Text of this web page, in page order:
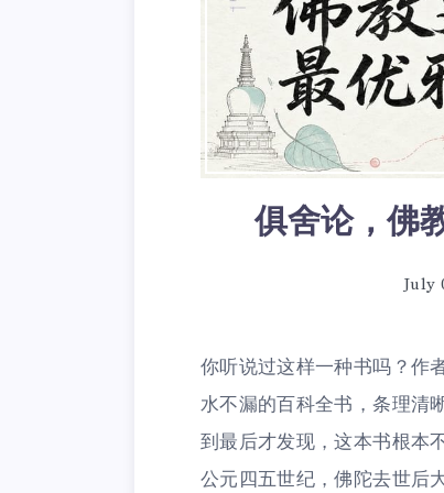
俱舍论，佛
July
你听说过这样一种书吗？作
水不漏的百科全书，条理清
到最后才发现，这本书根本
公元四五世纪，佛陀去世后